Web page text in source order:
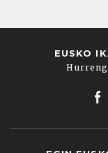
EUSKO